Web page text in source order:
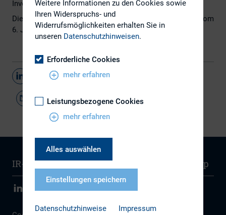
Investor Relations erschienen.
Die vollständigeSonderbeilage aus der Börsen-Zeitung
vom
6. Juni 2020 finden Siehier.
Teilen
IR-Wissen Kontakt Sitemap
Weitere Informationen zu den Cookies sowie
Ihren Widerspruchs- und
Widerrufsmöglichkeiten erhalten Sie in
unseren Datenschutzhinweisen.
Erforderliche Cookies
mehr erfahren
Leistungsbezogene Cookies
mehr erfahren
Alles auswählen
Einstellungen speichern
Datenschutzhinweise Impressum